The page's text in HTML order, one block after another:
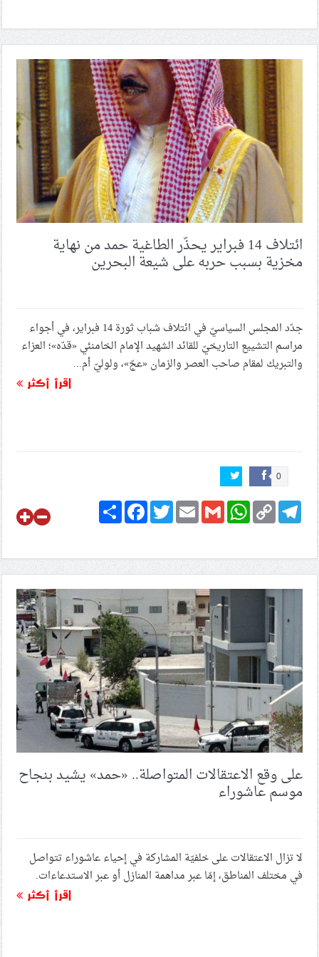
ائتلاف 14 فبراير يحذّر الطاغية حمد من نهاية
مخزية بسبب حربه على شيعة البحرين
جدّد المجلس السياسيّ في ائتلاف شباب ثورة 14 فبراير، في أجواء
مراسم التشييع التاريخيّ للقائد الشهيد الإمام الخامنئي «قدّه»؛ العزاء
والتبريك لمقام صاحب العصر والزمان «عجّ»، ولوليّ أم...
اقرأ أكثر
0
ShareFacebookTwitterEmailGmail
WhatsApp Copy
Link
Telegram
على وقع الاعتقالات المتواصلة.. «حمد» يشيد بنجاح
موسم عاشوراء
لا تزال الاعتقالات على خلفيّة المشاركة في إحياء عاشوراء تتواصل
في مختلف المناطق، إمّا عبر مداهمة المنازل أو عبر الاستدعاءات.
اقرأ أكثر